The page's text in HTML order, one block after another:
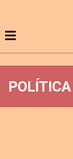
POLÍTICA